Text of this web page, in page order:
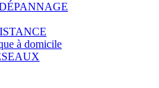
à domicile